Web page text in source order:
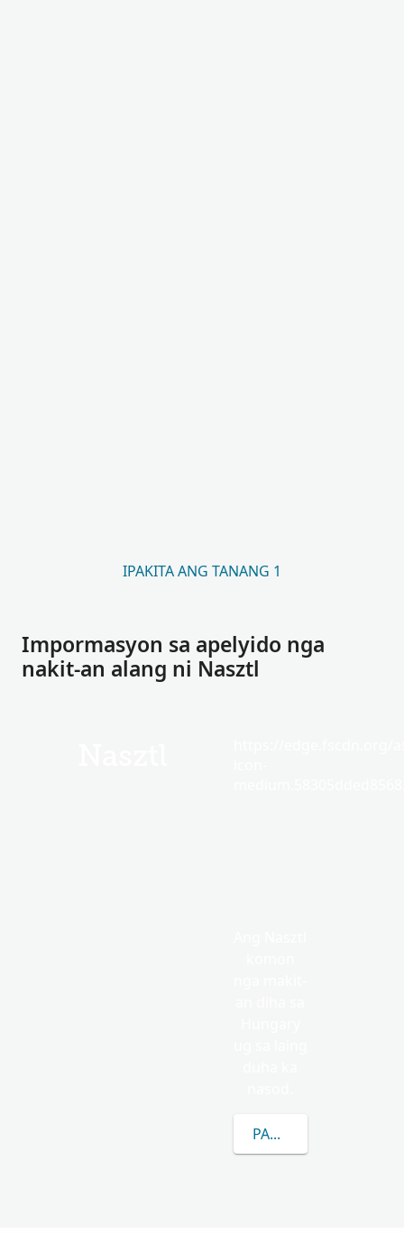
IPAKITA ANG TANANG 1
Impormasyon sa apelyido nga
nakit-an alang ni Nasztl
PAGKAT-ON OG